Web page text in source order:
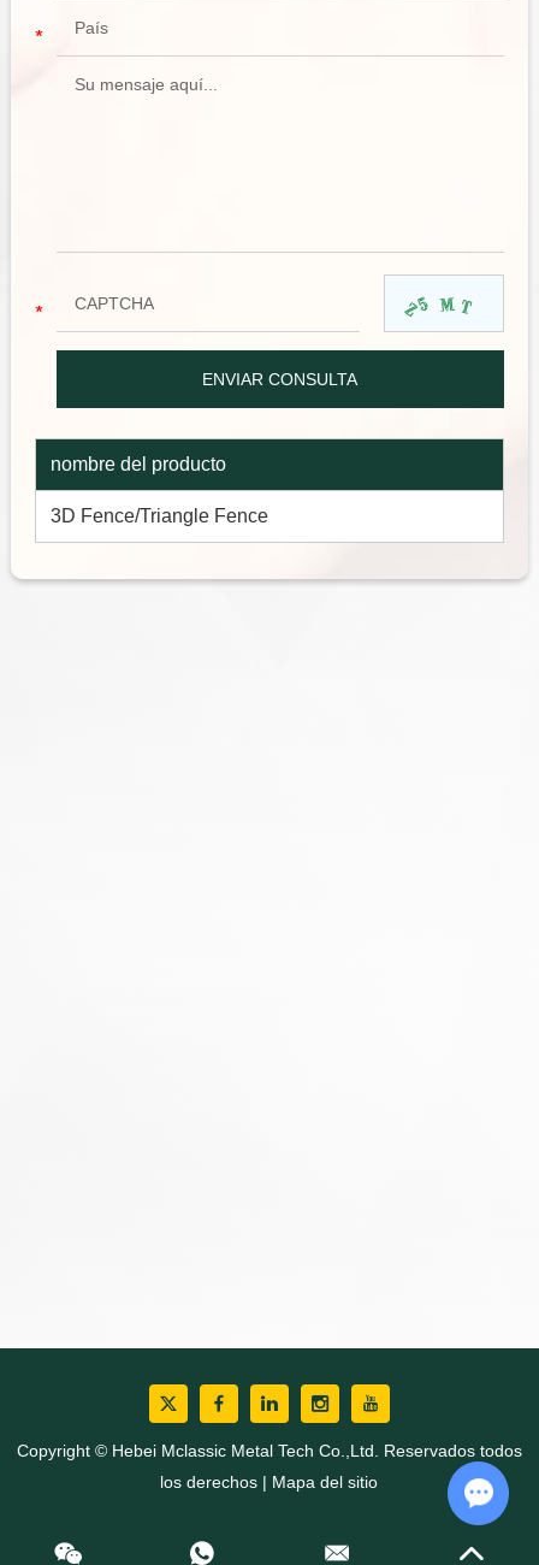
nombre del producto
3D Fence/Triangle Fence
Copyright © Hebei Mclassic Metal Tech Co.,Ltd. Reservados todos
los derechos | Mapa del sitio